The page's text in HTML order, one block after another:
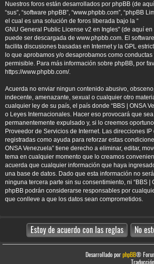
Nuestros foros están desarrollados por phpBB (de
“sus”, “software phpBB”, “www.phpbb.com”, “phpBB
el cual es una solución de foros liberada bajo la “
GNU General Public License v2 en Ingles” (de aquí en
puede ser descargada de www.phpbb.com. El
facilita discusiones basadas en Internet y la GPL
lo que aprobamos y/o desaprobamos como
permisible. Para más información sobre phpBB, por
https://www.phpbb.com/.
Acuerda no enviar ningun contenido abusivo,
indecente, amenazante, sexual o cualquier otro
cualquier ley de su país, el país donde “BBS | ONSA
o Leyes Internacionales. Hacer eso provocará que
permanentemente expulsado y, si lo creemos
Proveedor de Servicios de Internet. Las direcciones
registradas como ayuda para reforzar estas
ONSA Venezuela” tiene derecho a eliminar, editar,
tema en cualquier momento que lo creamos
acuerda que cualquier información que haya
una base de datos. Dado que esta información no
ninguna tercera parte sin su consentimiento, ni “BBS |
phpBB podrán considerarse responsables por
que conlleve a que los datos sean comprometidos.
Desarrollado porphpBB®